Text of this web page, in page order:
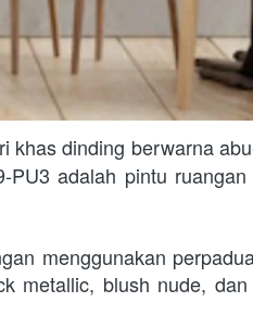
khas dinding berwarna
adalah pintu
menggunakan
metallic, blush nude,